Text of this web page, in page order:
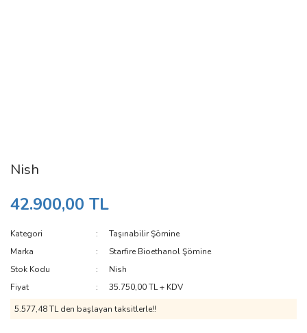
Nish
42.900,00 TL
Kategori
Taşınabilir Şömine
Marka
Starfire Bioethanol Şömine
Stok Kodu
Nish
Fiyat
35.750,00 TL + KDV
5.577,48 TL den başlayan taksitlerle!!